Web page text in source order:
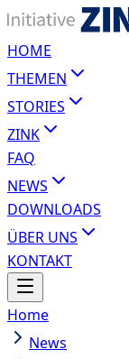
HOME
THEMEN
STORIES
ZINK
FAQ
NEWS
DOWNLOADS
ÜBER UNS
KONTAKT
Home
News